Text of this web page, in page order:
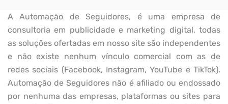
A Automação de Seguidores, é uma empresa de
consultoria em publicidade e marketing digital, todas
as soluções ofertadas em nosso site são independentes
e não existe nenhum vínculo comercial com as de
redes sociais (Facebook, Instagram, YouTube e TikTok).
Automação de Seguidores não é afiliado ou endossado
por nenhuma das empresas, plataformas ou sites para